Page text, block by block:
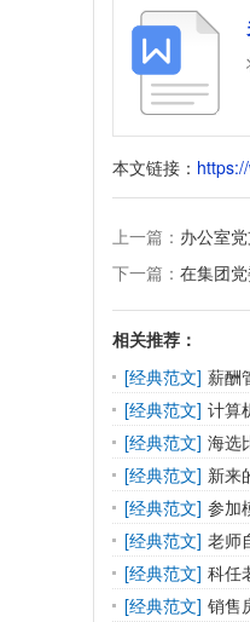
本文链接：
上一篇： 办公室
下一篇： 在集团
相关推荐：
[经典范文] 薪酬
[经典范文] 计算
[经典范文] 海选
[经典范文] 新来
[经典范文] 参加
[经典范文] 老师
[经典范文] 科任
[经典范文] 销售